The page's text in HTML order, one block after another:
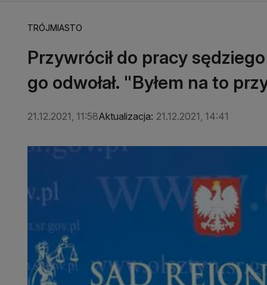
TRÓJMIASTO
Przywrócił do pracy
go odwołał. "Byłem na to
21.12.2021, 11:58Aktualizacja: 21.12.2021, 14:41